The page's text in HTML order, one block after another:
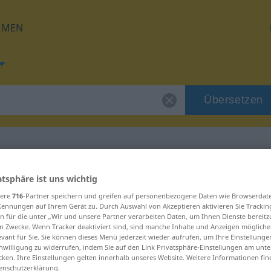
Übersetzen
für "verrinnen"
ist uns wichtig
716-Partner speichern und greifen auf personenbezogene Daten wie
auf Ihrem Gerät zu. Durch Auswahl von Akzeptieren aktivieren Sie
für die unter „Wir und unsere Partner verarbeiten Daten, um Ihnen Dienste
Zwecke. Wenn Tracker deaktiviert sind, sind manche Inhalte und Anzeigen
für Sie. Sie können dieses Menü jederzeit wieder aufrufen, um Ihre
zu widerrufen, indem Sie auf den Link Privatsphäre-Einstellungen am
Ihre Einstellungen gelten innerhalb unseres Website. Weitere Informationen